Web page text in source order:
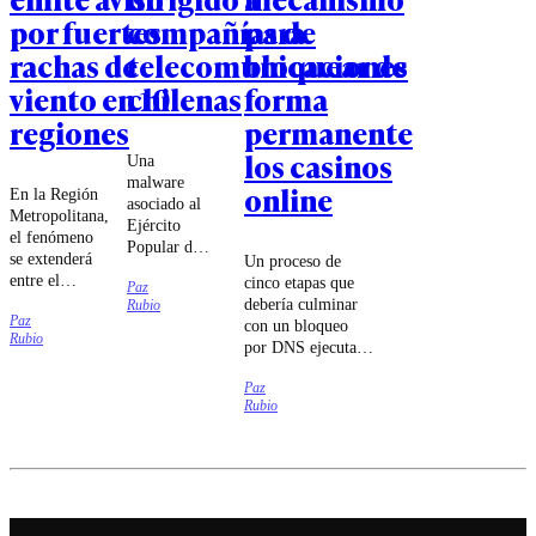
por fuertes
rachas de
viento en 10
regiones
En la Región
Metropolitana,
el fenómeno
se extenderá
entre el
el jueves 13
de agosto.
Paz
Rubio
compañías de
telecomunicaciones
chilenas
Una
malware
asociado al
Ejército
Popular de
chino habría
intentado
Paz
Rubio
para
bloquear de
forma
permanente
los casinos
online
Un proceso de
cinco etapas que
debería culminar
con un bloqueo
por DNS ejecutado
de
telecomunicaciones
Paz
Rubio